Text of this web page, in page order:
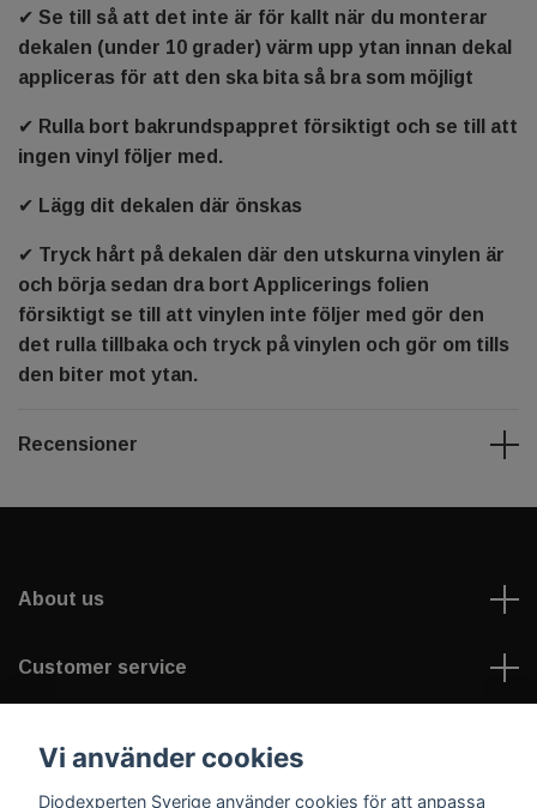
✔ Se till så att det inte är för kallt när du monterar
dekalen (under 10 grader) värm upp ytan innan dekal
appliceras för att den ska bita så bra som möjligt
✔ Rulla bort bakrundspappret försiktigt och se till att
ingen vinyl följer med.
✔ Lägg dit dekalen där önskas
✔ Tryck hårt på dekalen där den utskurna vinylen är
och börja sedan dra bort Applicerings folien
försiktigt se till att vinylen inte följer med gör den
det rulla tillbaka och tryck på vinylen och gör om tills
den biter mot ytan.
Recensioner
About us
Customer service
Vi använder cookies
Diodexperten Sverige använder cookies för att anpassa